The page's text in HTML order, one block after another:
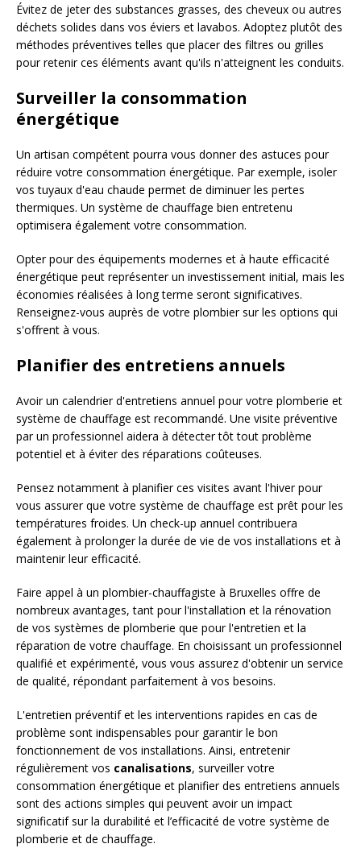
Évitez de jeter des substances grasses, des cheveux ou autres
déchets solides dans vos éviers et lavabos. Adoptez plutôt des
méthodes préventives telles que placer des filtres ou grilles
pour retenir ces éléments avant qu'ils n'atteignent les conduits.
Surveiller la consommation
énergétique
Un artisan compétent pourra vous donner des astuces pour
réduire votre consommation énergétique. Par exemple, isoler
vos tuyaux d'eau chaude permet de diminuer les pertes
thermiques. Un système de chauffage bien entretenu
optimisera également votre consommation.
Opter pour des équipements modernes et à haute efficacité
énergétique peut représenter un investissement initial, mais les
économies réalisées à long terme seront significatives.
Renseignez-vous auprès de votre plombier sur les options qui
s'offrent à vous.
Planifier des entretiens annuels
Avoir un calendrier d'entretiens annuel pour votre plomberie et
système de chauffage est recommandé. Une visite préventive
par un professionnel aidera à détecter tôt tout problème
potentiel et à éviter des réparations coûteuses.
Pensez notamment à planifier ces visites avant l'hiver pour
vous assurer que votre système de chauffage est prêt pour les
températures froides. Un check-up annuel contribuera
également à prolonger la durée de vie de vos installations et à
maintenir leur efficacité.
Faire appel à un plombier-chauffagiste à Bruxelles offre de
nombreux avantages, tant pour l'installation et la rénovation
de vos systèmes de plomberie que pour l'entretien et la
réparation de votre chauffage. En choisissant un professionnel
qualifié et expérimenté, vous vous assurez d'obtenir un service
de qualité, répondant parfaitement à vos besoins.
L'entretien préventif et les interventions rapides en cas de
problème sont indispensables pour garantir le bon
fonctionnement de vos installations. Ainsi, entretenir
régulièrement vos canalisations, surveiller votre
consommation énergétique et planifier des entretiens annuels
sont des actions simples qui peuvent avoir un impact
significatif sur la durabilité et l’efficacité de votre système de
plomberie et de chauffage.